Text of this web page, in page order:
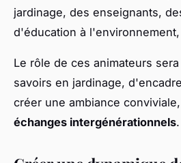
jardinage, des enseignants,
d'éducation à
Le rôle de ces animateurs
savoirs en jardinage,
créer une ambiance
échanges intergénérationnels.